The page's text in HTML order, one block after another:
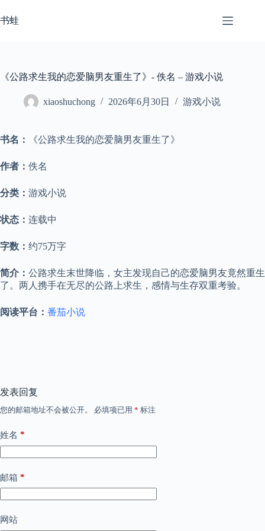
至
书蛙
《公路求生我的恋爱脑男友重生了》- 佚名 – 游戏小说
xiaoshuchong 2026年6月30日 游戏小说
书名： 《公路求生我的恋爱脑男友重生了》
作者： 佚名
分类： 游戏小说
状态： 连载中
字数： 约75万字
简介： 公路求生末世降临，女主发现自己的恋爱脑男友竟然重生
了。两人携手在无尽的公路上求生，感情与生存双重考验。
阅读平台： 番茄小说
发表回复
您的邮箱地址不会被公开。 必填项已用 * 标注
姓名 *
邮箱 *
网站